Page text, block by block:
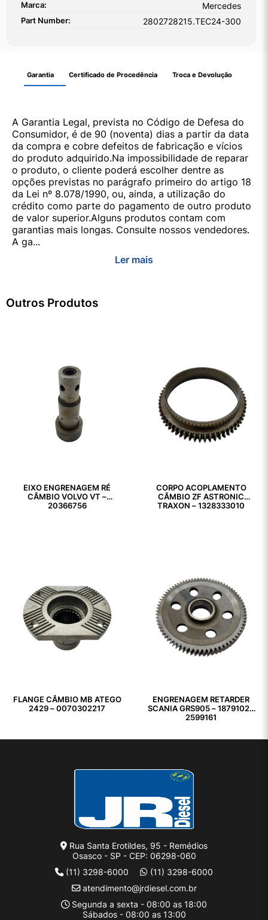
Marca: Mercedes
Part Number: 2802728215.TEC24-300
Garantia Certificado de Procedência Troca e Devolução
A Garantia Legal, prevista no Código de Defesa do
Consumidor, é de 90 (noventa) dias a partir da data
da compra e cobre defeitos de fabricação e vícios
do produto adquirido.Na impossibilidade de reparar
o produto, o cliente poderá escolher dentre as
opções previstas no parágrafo primeiro do artigo 18
da Lei nº 8.078/1990, ou, ainda, a utilização do
crédito como parte do pagamento de outro produto
de valor superior.Alguns produtos contam com
garantias mais longas. Consulte nossos vendedores.
A ga...
Ler mais
Outros Produtos
EIXO ENGRENAGEM RÉ
CÂMBIO VOLVO VT –
20366756
CORPO ACOPLAMENTO
CÂMBIO ZF ASTRONIC
TRAXON – 1328333010
FLANGE CÂMBIO MB ATEGO
2429 – 0070302217
ENGRENAGEM RETARDER
SCANIA GRS905 – 1879102 /
2599161
Rua Santa Erotildes, 95 - Remédios
Osasco - SP - CEP: 06298-060
(11) 3298-6000
(11) 3298-6000
atendimento@jrdiesel.com.br
Segunda a sexta - 08:00 as 18:00
Sábados - 08:00 as 13:00